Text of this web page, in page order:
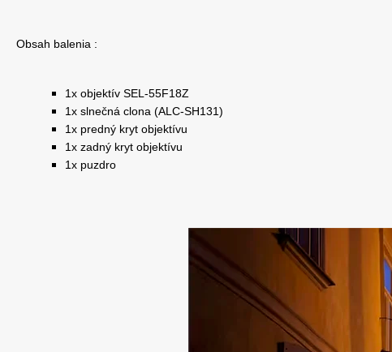
Obsah balenia :
1x objektív SEL-55F18Z
1x slnečná clona (ALC-SH131)
1x predný kryt objektívu
1x zadný kryt objektívu
1x puzdro